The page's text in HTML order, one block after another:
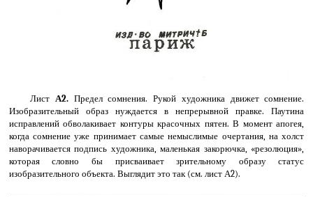
Лист А2.Предел сомнения. Рукой художника движет сомнение.
Изобразительный образ нуждается в непрерывной правке. Паутина
исправлений обволакивает контуры красочных пятен. В момент апогея,
когда сомнение уже принимает самые немыслимые очертания, на холст
наворачивается подпись художника, маленькая закорючка, «резолюция»,
которая словно бы присваивает зрительному образу статус
изобразительного объекта. Выглядит это так (см. лист А2).